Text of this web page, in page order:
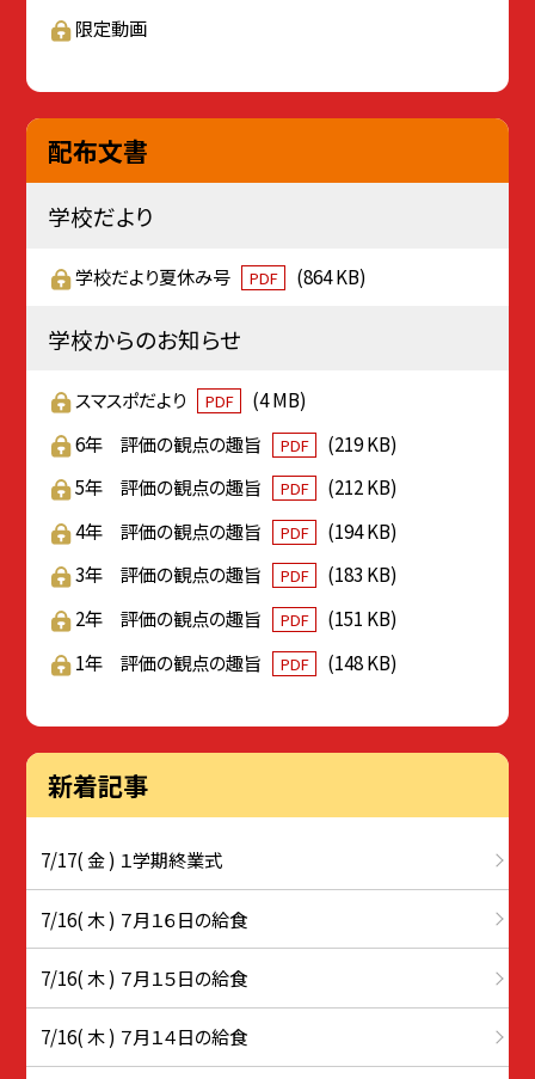
限定動画
配布文書
学校だより
学校だより夏休み号 PDF (864 KB)
学校からのお知らせ
スマスポだより PDF
(4 MB)
6年 評価の観点の趣旨
PDF
(219 KB)
5年 評価の観点の趣旨
PDF
(212 KB)
4年 評価の観点の趣旨
PDF
(194 KB)
3年 評価の観点の趣旨
PDF
(183 KB)
2年 評価の観点の趣旨
PDF
(151 KB)
1年 評価の観点の趣旨
PDF (148 KB)
新着記事
7/17( 金 ) １学期終業式
7/16( 木 ) ７月１６日の給食
7/16( 木 ) ７月１５日の給食
7/16( 木 ) ７月１４日の給食